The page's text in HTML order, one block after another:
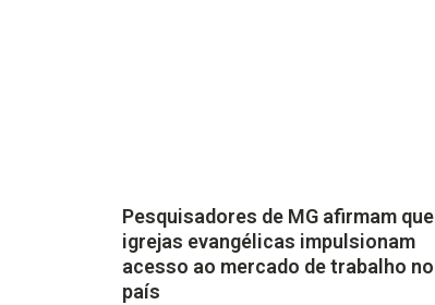
Pesquisadores de MG afirmam que
igrejas evangélicas impulsionam
acesso ao mercado de trabalho no
país